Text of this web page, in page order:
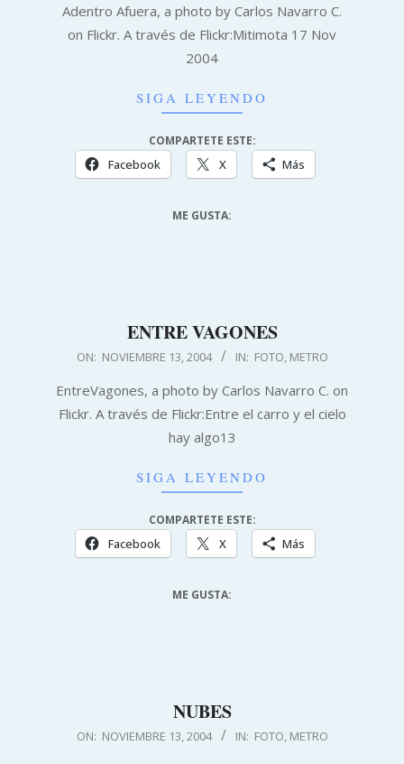
17
Adentro Afuera, a photo by Carlos Navarro C.
on Flickr. A través de Flickr:Mitimota 17 Nov
2004
SIGA LEYENDO
COMPARTETE ESTE:
Facebook X Más
ME GUSTA:
ENTRE VAGONES
2004-
13
ON: NOVIEMBRE 13, 2004 IN: FOTO METRO
EntreVagones, a photo by Carlos Navarro C. on
Flickr. A través de Flickr:Entre el carro y el cielo
hay algo13
SIGA LEYENDO
COMPARTETE ESTE:
Facebook X Más
ME GUSTA:
NUBES
2004-
ON: NOVIEMBRE 13, 2004 IN: FOTO METRO